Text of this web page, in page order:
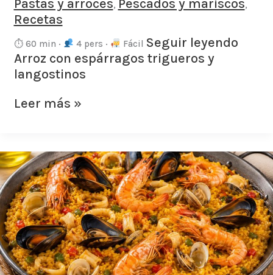
Pastas y arroces, Pescados y mariscos,
Recetas
⏱ 60 min · 4 pers · Fácil Seguir leyendo
Arroz con espárragos trigueros y
langostinos
Leer más »
Paella
de
marisco